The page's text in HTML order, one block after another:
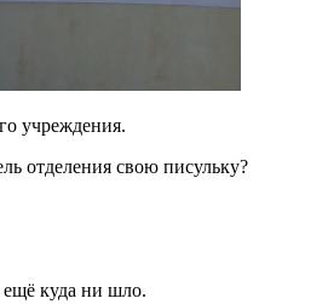
учреждения.
отделения свою писульку?
куда ни шло.